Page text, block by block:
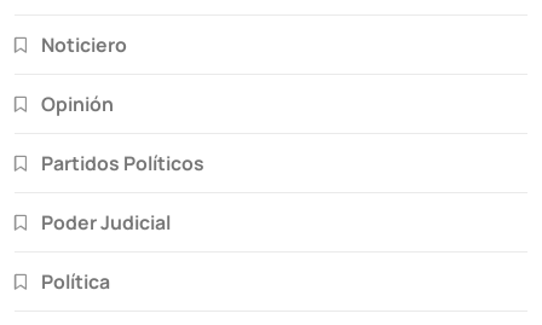
Noticiero
Opinión
Partidos Políticos
Poder Judicial
Política